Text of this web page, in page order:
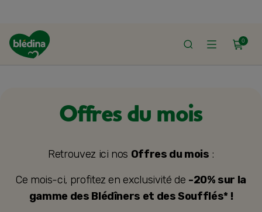
0
ACCUEIL
Offres du mois
Retrouvez ici nos Offres du mois :
Ce mois-ci, profitez en exclusivité de -20% sur la
gamme des Blédîners et des Soufflés* !